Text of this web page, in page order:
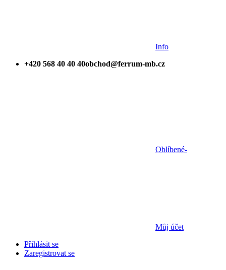
Info
+420 568 40 40 40obchod@ferrum-mb.cz
Oblíbené-
Můj účet
Přihlásit se
Zaregistrovat se